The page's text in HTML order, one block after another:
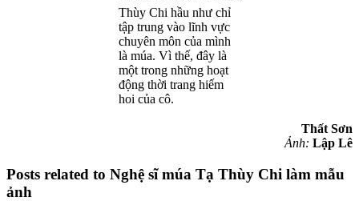
Thùy Chi hầu như chỉ
tập trung vào lĩnh vực
chuyên môn của mình
là múa. Vì thế, đây là
một trong những hoạt
động thời trang hiếm
hoi của cô.
Thất Sơn
Ảnh: Lập Lê
Posts related to Nghệ sĩ múa Tạ Thùy Chi làm mẫu
ảnh